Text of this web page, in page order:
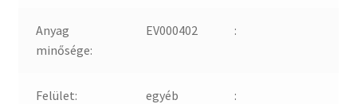
Anyag
minősége:
EV000402 :
Felület: egyéb :